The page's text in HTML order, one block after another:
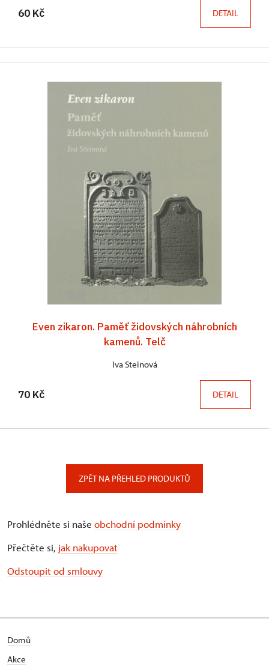
60 Kč DETAIL
Even zikaron. Paměť židovských náhrobních
kamenů. Telč
Iva Steinová
70 Kč DETAIL
ZPĚT NA PŘEHLED PRODUKTŮ
Prohlédněte si naše obchodní podmínky
Přečtěte si, jak nakupovat
Odstoupit od smlouvy
Domů
Akce